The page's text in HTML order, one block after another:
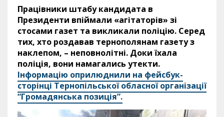
Працівники штабу кандидата в
Президенти впіймали «агітаторів» зі
стосами газет та викликали поліцію. Серед
тих, хто роздавав тернополянам газету з
наклепом, – неповнолітні. Доки їхала
поліція, вони намагались утекти.
Інформацію оприлюднили на фейсбук-
сторінці Тернопільської обласної організації
“Громадянська позиція”.